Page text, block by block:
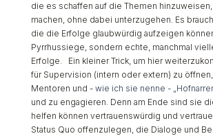
die es schaffen auf die Themen
machen, ohne dabei unterzugehen. Es
die die Erfolge glaubwürdig aufzeigen
Pyrrhussiege, sondern echte, manchmal
Erfolge. Ein kleiner Trick, um hier
für Supervision (intern oder extern) zu
Mentoren und - wie ich sie nenne -
und zu engagieren. Denn am Ende sind sie
helfen können vertrauenswürdig und
Status Quo offenzulegen, die Dialoge und